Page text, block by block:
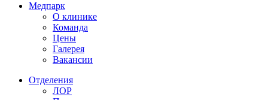
Медпарк
О клинике
Команда
Цены
Галерея
Вакансии
Отделения
ЛОР